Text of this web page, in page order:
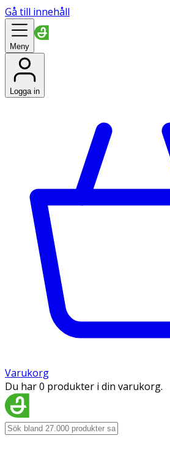
Gå till innehåll
Meny
Logga in
Varukorg
Du har 0 produkter i din varukorg.